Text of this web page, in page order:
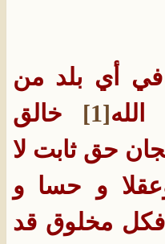
في أي بلد من
[1]
خالق
حق ثابت لا
و حسا و
فكل مخلوق قد